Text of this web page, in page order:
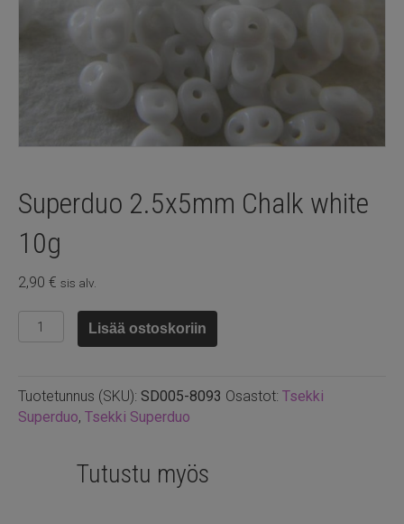
Superduo 2.5x5mm Chalk white
10g
2,90 € sis alv.
Superduo
2.5x5mm
10g
määrä
Lisää ostoskoriin
Tuotetunnus (SKU): SD005-8093 Osastot: Tsekki
Superduo, Tsekki Superduo
Tutustu myös